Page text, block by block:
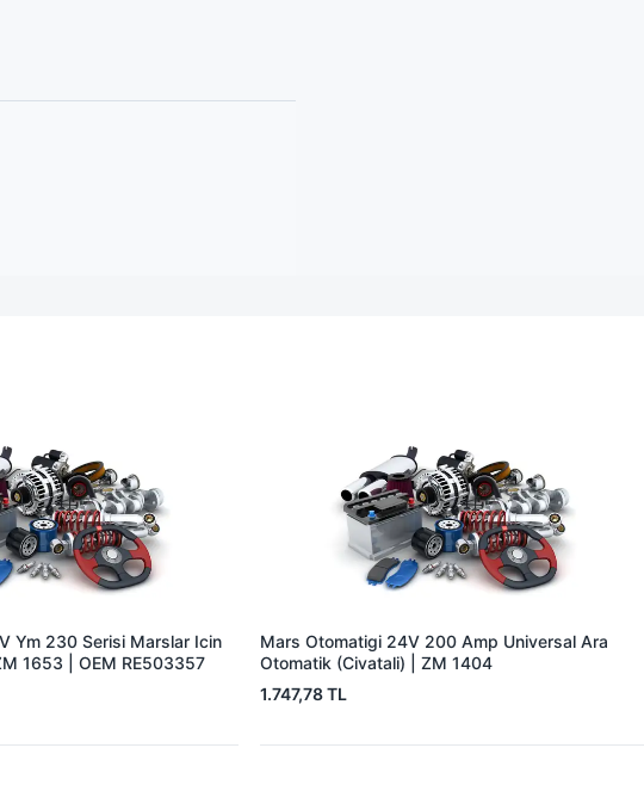
Ym 230 Serisi Marslar Icin
1653 | OEM RE503357
Mars Otomatigi 24V 200 Amp Universal Ara
Otomatik (Civatali) | ZM 1404
1.747,78 TL